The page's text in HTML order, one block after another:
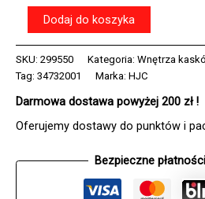
policzkowe
HJC
DO
RPHA91
XS/XL
Dodaj do koszyka
SKU: 299550 Kategoria: Wnętrza
Tag: 34732001 Marka: HJC
Darmowa dostawa powyżej 200 zł !
Oferujemy dostawy do punktów i
Bezpieczne